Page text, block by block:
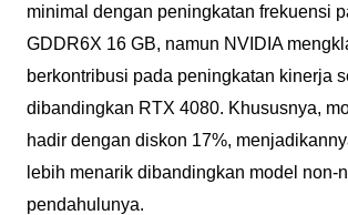
minimal dengan peningkatan frekuensi
GDDR6X 16 GB, namun NVIDIA
berkontribusi pada peningkatan kinerja
dibandingkan RTX 4080. Khususnya,
hadir dengan diskon 17%,
lebih menarik dibandingkan model non-
pendahulunya.